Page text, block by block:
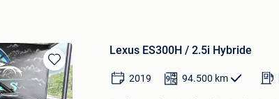
Bewaren
in
Lexus ES300H / 2.5i Hybride
2019 94.500 km